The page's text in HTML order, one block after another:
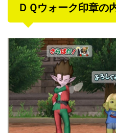
ＤＱウォーク印章の